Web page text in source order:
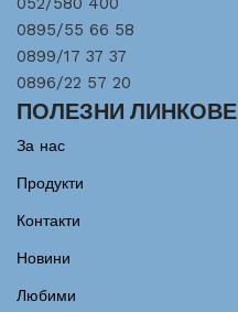
0895/55 66 58
0899/17 37 37
0896/22 57 20
ПОЛЕЗНИ ЛИНКОВЕ
За нас
Продукти
Контакти
Новини
Любими